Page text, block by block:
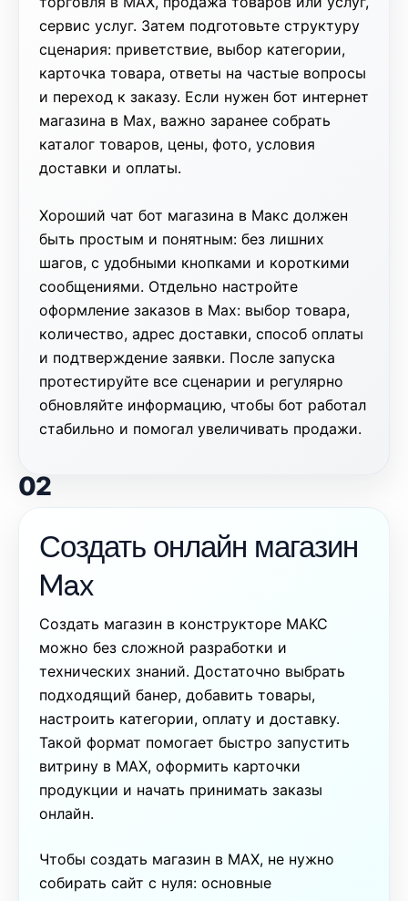
сервис услуг. Затем подготовьте структуру
сценария: приветствие, выбор категории,
карточка товара, ответы на частые вопросы
и переход к заказу. Если нужен бот интернет
магазина в Max, важно заранее собрать
каталог товаров, цены, фото, условия
доставки и оплаты.
Хороший чат бот магазина в Макс должен
быть простым и понятным: без лишних
шагов, с удобными кнопками и короткими
сообщениями. Отдельно настройте
оформление заказов в Max: выбор товара,
количество, адрес доставки, способ оплаты
и подтверждение заявки. После запуска
протестируйте все сценарии и регулярно
обновляйте информацию, чтобы бот работал
стабильно и помогал увеличивать продажи.
02
Создать онлайн магазин
Max
Создать магазин в конструкторе МАКС
можно без сложной разработки и
технических знаний. Достаточно выбрать
подходящий банер, добавить товары,
настроить категории, оплату и доставку.
Такой формат помогает быстро запустить
витрину в MAX, оформить карточки
продукции и начать принимать заказы
онлайн.
Чтобы создать магазин в MAX, не нужно
собирать сайт с нуля: основные